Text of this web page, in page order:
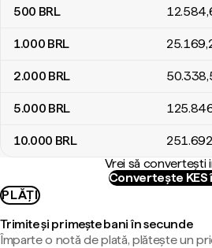
500 BRL 12.584
1.000 BRL 25.169
2.000 BRL 50.338
5.000 BRL
10.000 BRL 251.692
Vrei să convertești
Convertește KES
PLĂȚI
Trimite și primește bani în secunde
Împarte o notă de plată, plătește un